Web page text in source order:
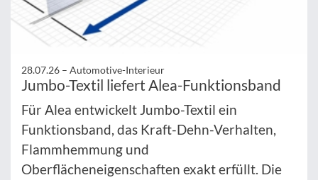
28.07.26 – Automotive-Interieur
Jumbo-Textil liefert Alea-Funktionsband
Für Alea entwickelt Jumbo-Textil ein
Funktionsband, das Kraft-Dehn-Verhalten,
Flammhemmung und
Oberflächeneigenschaften exakt erfüllt. Die